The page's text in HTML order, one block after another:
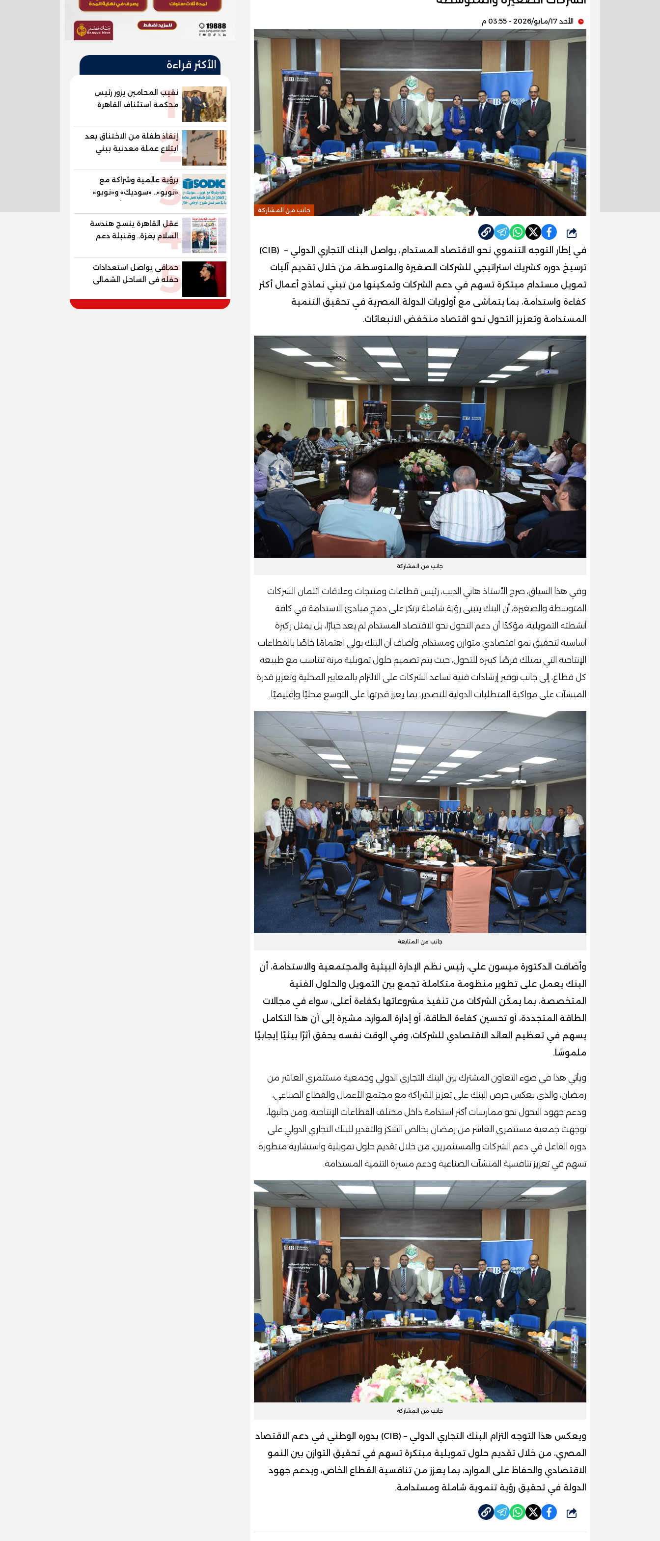
الأحد 17/مايو/2026 - 03:55 م
جانب من المشاركة
شارك
في إطار التوجه التنموي نحو الاقتصاد المستدام، يواصل البنك التجاري الدولي – (CIB)
ترسيخ دوره كشريك استراتيجي للشركات الصغيرة والمتوسطة، من خلال تقديم آليات
تمويل مستدام مبتكرة تسهم في دعم الشركات وتمكينها من تبني نماذج أعمال أكثر
كفاءة واستدامة، بما يتماشى مع أولويات الدولة المصرية في تحقيق التنمية
المستدامة وتعزيز التحول نحو اقتصاد منخفض الانبعاثات.
جانب من المشاركة
وفي هذا السياق، صرح الأستاذ هاني الديب، رئيس قطاعات ومنتجات وعلاقات ائتمان الشركات
المتوسطة والصغيرة، أن البنك يتبنى رؤية شاملة ترتكز على دمج مبادئ الاستدامة في كافة
أنشطته التمويلية، مؤكدًا أن دعم التحول نحو الاقتصاد المستدام لم يعد خيارًا، بل يمثل ركيزة
أساسية لتحقيق نمو اقتصادي متوازن ومستدام. وأضاف أن البنك يولي اهتمامًا خاصًا بالقطاعات
الإنتاجية التي تمتلك فرصًا كبيرة للتحول، حيث يتم تصميم حلول تمويلية مرنة تتناسب مع طبيعة
كل قطاع، إلى جانب توفير إرشادات فنية تساعد الشركات على الالتزام بالمعايير المحلية وتعزيز قدرة
المنشآت على مواكبة المتطلبات الدولية للتصدير، بما يعزز قدرتها على التوسع محليًا وإقليميًا.
جانب من المتابعة
وأضافت الدكتورة ميسون علي، رئيس نظم الإدارة البيئية والمجتمعية والاستدامة، أن
البنك يعمل على تطوير منظومة متكاملة تجمع بين التمويل والحلول الفنية
المتخصصة، بما يمكّن الشركات من تنفيذ مشروعاتها بكفاءة أعلى، سواء في مجالات
الطاقة المتجددة، أو تحسين كفاءة الطاقة، أو إدارة الموارد، مشيرةً إلى أن هذا التكامل
يسهم في تعظيم العائد الاقتصادي للشركات، وفي الوقت نفسه يحقق أثرًا بيئيًا إيجابيًا
ملموسًا.
ويأتي هذا في ضوء التعاون المشترك بين البنك التجاري الدولي وجمعية مستثمري العاشر من
رمضان، والذي يعكس حرص البنك على تعزيز الشراكة مع مجتمع الأعمال والقطاع الصناعي،
ودعم جهود التحول نحو ممارسات أكثر استدامة داخل مختلف القطاعات الإنتاجية. ومن جانبها،
توجهت جمعية مستثمري العاشر من رمضان بخالص الشكر والتقدير للبنك التجاري الدولي على
دوره الفاعل في دعم الشركات والمستثمرين، من خلال تقديم حلول تمويلية واستشارية متطورة
تسهم في تعزيز تنافسية المنشآت الصناعية ودعم مسيرة التنمية المستدامة.
جانب من المشاركة
ويعكس هذا التوجه التزام البنك التجاري الدولي – (CIB) بدوره الوطني في دعم الاقتصاد
المصري، من خلال تقديم حلول تمويلية مبتكرة تسهم في تحقيق التوازن بين النمو
الاقتصادي والحفاظ على الموارد، بما يعزز من تنافسية القطاع الخاص، ويدعم جهود
الدولة في تحقيق رؤية تنموية شاملة ومستدامة.
شارك
الأكثر قراءة
1
نقيب المحامين يزور رئيس
محكمة استئناف القاهرة
ويهديه درع النقابة تقديرًا لدوره
2
إنقاذ طفلة من الاختناق بعد
ابتلاع عملة معدنية ببني
سويف
3
برؤية عالمية وشراكة مع
«نوبو».. «سوديك» و«نوبو»
تستعدان لإطلاق أول شقق
العالمية في مصر ضمن
مشروع «أوجامي» خلال أيام
4
عقل القاهرة ينسج هندسة
السلام بغزة.. وقنبلة دعم
الكهرباء تفجر الموازنة
5
حماقى يواصل استعدادات
حفله فى الساحل الشمالى
الجمعة